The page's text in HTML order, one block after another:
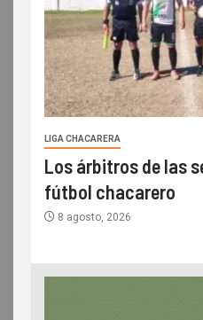
LIGA CHACARERA
Los árbitros de las
fútbol chacarero
8 agosto, 2026